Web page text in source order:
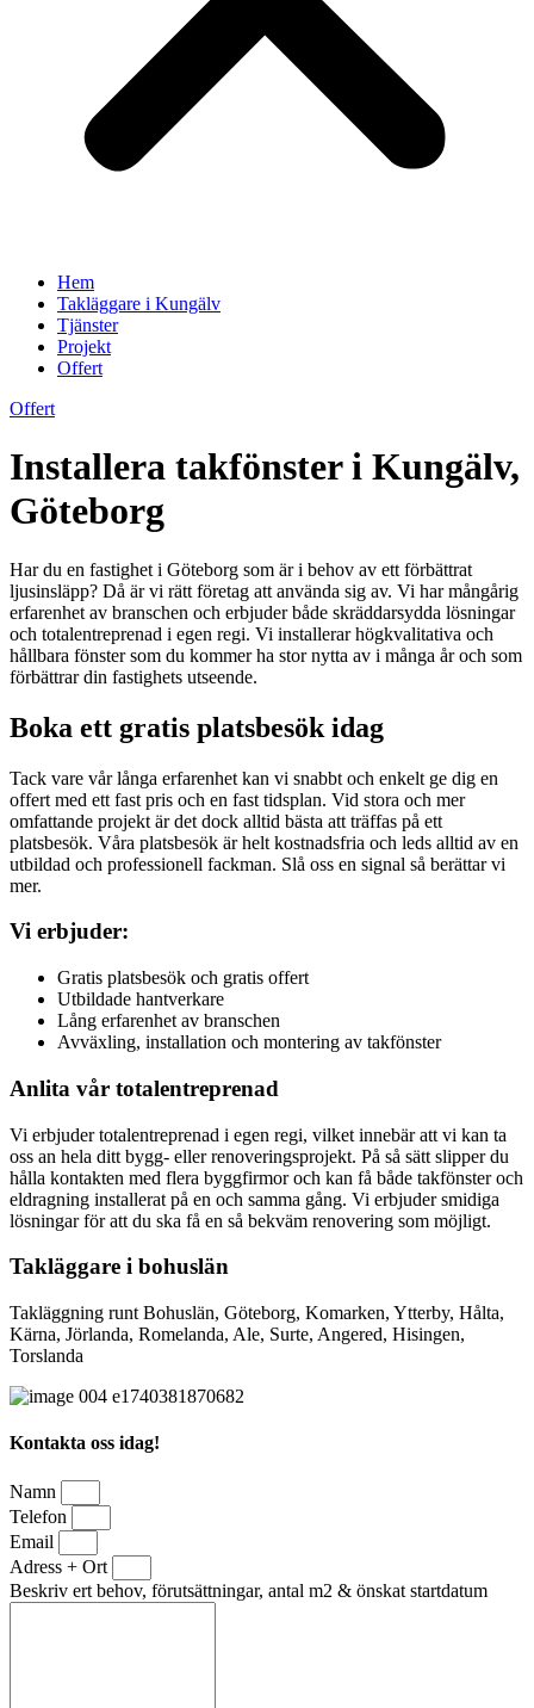
Hem
Takläggare i Kungälv
Tjänster
Projekt
Offert
Offert
Installera takfönster i Kungälv,
Göteborg
Har du en fastighet i Göteborg som är i behov av ett förbättrat
ljusinsläpp? Då är vi rätt företag att använda sig av. Vi har mångårig
erfarenhet av branschen och erbjuder både skräddarsydda lösningar
och totalentreprenad i egen regi. Vi installerar högkvalitativa och
hållbara fönster som du kommer ha stor nytta av i många år och som
förbättrar din fastighets utseende.
Boka ett gratis platsbesök idag
Tack vare vår långa erfarenhet kan vi snabbt och enkelt ge dig en
offert med ett fast pris och en fast tidsplan. Vid stora och mer
omfattande projekt är det dock alltid bästa att träffas på ett
platsbesök. Våra platsbesök är helt kostnadsfria och leds alltid av en
utbildad och professionell fackman. Slå oss en signal så berättar vi
mer.
Vi erbjuder:
Gratis platsbesök och gratis offert
Utbildade hantverkare
Lång erfarenhet av branschen
Avväxling, installation och montering av takfönster
Anlita vår totalentreprenad
Vi erbjuder totalentreprenad i egen regi, vilket innebär att vi kan ta
oss an hela ditt bygg- eller renoveringsprojekt. På så sätt slipper du
hålla kontakten med flera byggfirmor och kan få både takfönster och
eldragning installerat på en och samma gång. Vi erbjuder smidiga
lösningar för att du ska få en så bekväm renovering som möjligt.
Takläggare i bohuslän
Takläggning runt Bohuslän, Göteborg, Komarken, Ytterby, Hålta,
Kärna, Jörlanda, Romelanda, Ale, Surte, Angered, Hisingen,
Torslanda
Kontakta oss idag!
Namn
Telefon
Email
Adress + Ort
Beskriv ert behov, förutsättningar, antal m2 & önskat startdatum